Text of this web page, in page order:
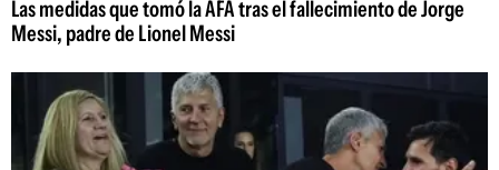
Las medidas que tomó la AFA tras el fallecimiento de Jorge
Messi, padre de Lionel Messi